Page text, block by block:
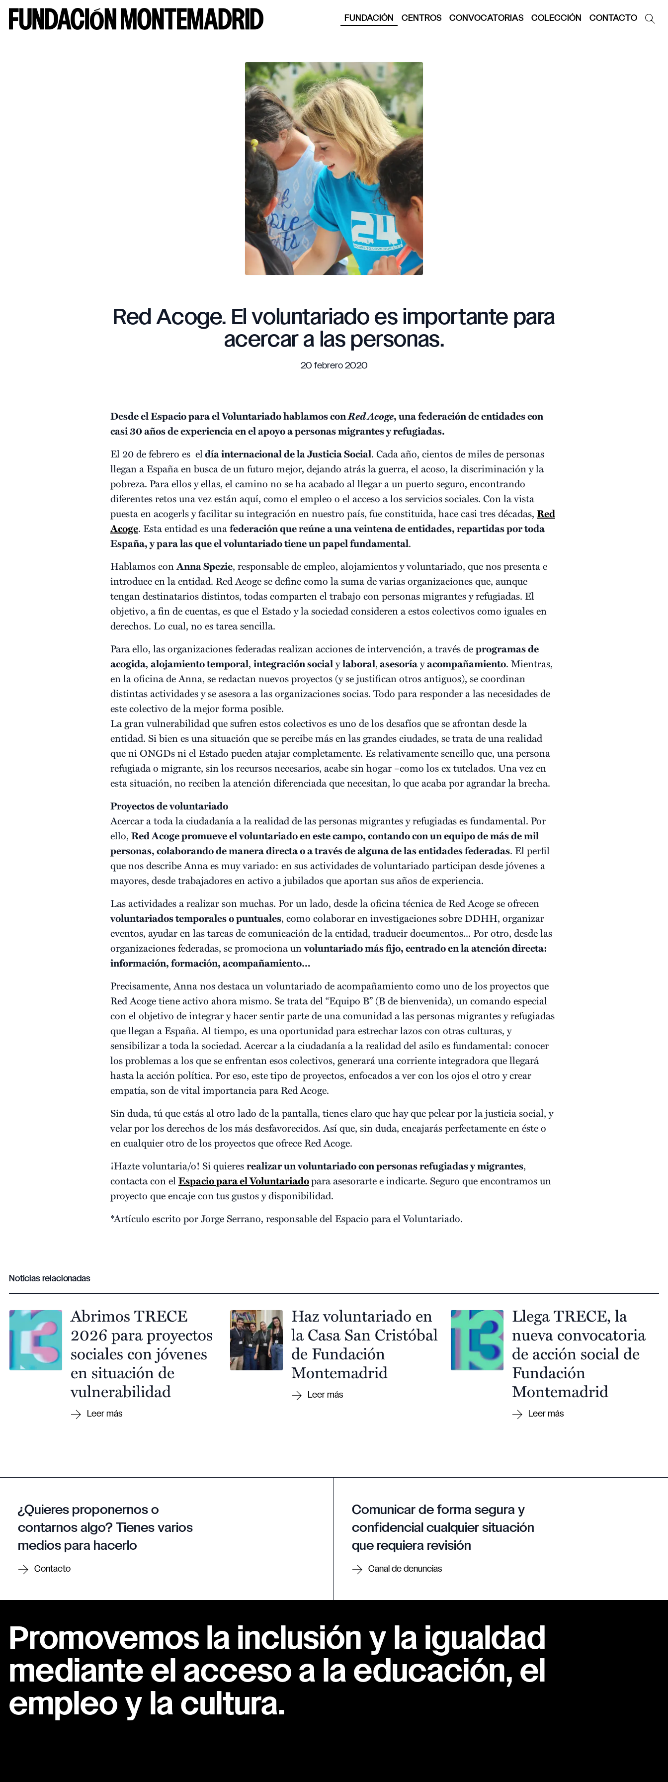
FUNDACIÓN CENTROS CONVOCATORIAS COLECCIÓN CONTACTO
Red Acoge. El voluntariado es importante para
acercar a las personas.
20 febrero 2020
Desde el Espacio para el Voluntariado hablamos conRed Acoge, una federación de entidades con
casi 30 años de experiencia en el apoyo a personas migrantes y refugiadas.
El 20 de febrero es eldía internacional de la Justicia Social. Cada año, cientos de miles de personas
llegan a España en busca de un futuro mejor, dejando atrás la guerra, el acoso, la discriminación y la
pobreza. Para ellos y ellas, el camino no se ha acabado al llegar a un puerto seguro, encontrando
diferentes retos una vez están aquí, como el empleo o el acceso a los servicios sociales. Con la vista
puesta en acogerls y facilitar su integración en nuestro país, fue constituida, hace casi tres décadas, Red
Acoge. Esta entidad es unafederación que reúne a una veintena de entidades, repartidas por toda
España, y para las que el voluntariado tiene un papel fundamental.
Hablamos conAnna Spezie, responsable de empleo, alojamientos y voluntariado, que nos presenta e
introduce en la entidad. Red Acoge se define como la suma de varias organizaciones que, aunque
tengan destinatarios distintos, todas comparten el trabajo con personas migrantes y refugiadas. El
objetivo, a fin de cuentas, es que el Estado y la sociedad consideren a estos colectivos como iguales en
derechos. Lo cual, no es tarea sencilla.
Para ello, las organizaciones federadas realizan acciones de intervención, a través deprogramas de
acogida, alojamiento temporal, integración socialylaboral,asesoríayacompañamiento. Mientras,
en la oficina de Anna, se redactan nuevos proyectos (y se justifican otros antiguos), se coordinan
distintas actividades y se asesora a las organizaciones socias. Todo para responder a las necesidades de
este colectivo de la mejor forma posible.
La gran vulnerabilidad que sufren estos colectivos es uno de los desafíos que se afrontan desde la
entidad. Si bien es una situación que se percibe más en las grandes ciudades, se trata de una realidad
que ni ONGDs ni el Estado pueden atajar completamente. Es relativamente sencillo que, una persona
refugiada o migrante, sin los recursos necesarios, acabe sin hogar –como los ex tutelados. Una vez en
esta situación, no reciben la atención diferenciada que necesitan, lo que acaba por agrandar la brecha.
Proyectos de voluntariado
Acercar a toda la ciudadanía a la realidad de las personas migrantes y refugiadas es fundamental. Por
ello, Red Acoge promueve el voluntariado en este campo, contando con un equipo de más de mil
personas, colaborando de manera directa o a través de alguna de las entidades federadas. El perfil
que nos describe Anna es muy variado: en sus actividades de voluntariado participan desde jóvenes a
mayores, desde trabajadores en activo a jubilados que aportan sus años de experiencia.
Las actividades a realizar son muchas. Por un lado, desde la oficina técnica de Red Acoge se ofrecen
voluntariados temporales o puntuales, como colaborar en investigaciones sobre DDHH, organizar
eventos, ayudar en las tareas de comunicación de la entidad, traducir documentos... Por otro, desde las
organizaciones federadas, se promociona unvoluntariado más fijo, centrado en la atención directa:
información, formación, acompañamiento…
Precisamente, Anna nos destaca un voluntariado de acompañamiento como uno de los proyectos que
Red Acoge tiene activo ahora mismo. Se trata del “Equipo B” (B de bienvenida), un comando especial
con el objetivo de integrar y hacer sentir parte de una comunidad a las personas migrantes y refugiadas
que llegan a España. Al tiempo, es una oportunidad para estrechar lazos con otras culturas, y
sensibilizar a toda la sociedad. Acercar a la ciudadanía a la realidad del asilo es fundamental: conocer
los problemas a los que se enfrentan esos colectivos, generará una corriente integradora que llegará
hasta la acción política. Por eso, este tipo de proyectos, enfocados a ver con los ojos el otro y crear
empatía, son de vital importancia para Red Acoge.
Sin duda, tú que estás al otro lado de la pantalla, tienes claro que hay que pelear por la justicia social, y
velar por los derechos de los más desfavorecidos. Así que, sin duda, encajarás perfectamente en éste o
en cualquier otro de los proyectos que ofrece Red Acoge.
¡Hazte voluntaria/o! Si quieresrealizar un voluntariado con personas refugiadas y migrantes,
contacta con elEspacio para el Voluntariadopara asesorarte e indicarte. Seguro que encontramos un
proyecto que encaje con tus gustos y disponibilidad.
*Artículo escrito por Jorge Serrano, responsable del Espacio para el Voluntariado.
Noticias relacionadas
Abrimos TRECE
2026 para proyectos
sociales con jóvenes
en situación de
vulnerabilidad
Haz voluntariado en
la Casa San Cristóbal
de Fundación
Montemadrid
Llega TRECE, la
nueva convocatoria
de acción social de
Fundación
Montemadrid
¿Quieres proponernos o
contarnos algo? Tienes varios
medios para hacerlo
Contacto
Comunicar de forma segura y
confidencial cualquier situación
que requiera revisión
Canal de denuncias
Promovemos la inclusión y la igualdad
mediante el acceso a la educación, el
empleo y la cultura.